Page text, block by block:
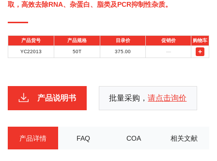
取，高效去除RNA、杂蛋白、脂类及PCR抑制性杂质。
产品货号 产品规格 目录价 促销价 购物车
YC22013 50T 375.00 — +
产品说明书 批量采购，请点击询价
产品详情 FAQ COA 相关文献